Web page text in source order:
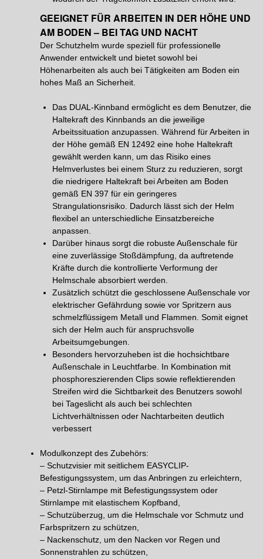
GEEIGNET FÜR ARBEITEN IN DER HÖHE UND
AM BODEN – BEI TAG UND NACHT
Der Schutzhelm wurde speziell für professionelle
Anwender entwickelt und bietet sowohl bei
Höhenarbeiten als auch bei Tätigkeiten am Boden ein
hohes Maß an Sicherheit.
Das DUAL-Kinnband ermöglicht es dem Benutzer, die
Haltekraft des Kinnbands an die jeweilige
Arbeitssituation anzupassen. Während für Arbeiten in
der Höhe gemäß EN 12492 eine hohe Haltekraft
gewählt werden kann, um das Risiko eines
Helmverlustes bei einem Sturz zu reduzieren, sorgt
die niedrigere Haltekraft bei Arbeiten am Boden
gemäß EN 397 für ein geringeres
Strangulationsrisiko. Dadurch lässt sich der Helm
flexibel an unterschiedliche Einsatzbereiche
anpassen.
Darüber hinaus sorgt die robuste Außenschale für
eine zuverlässige Stoßdämpfung, da auftretende
Kräfte durch die kontrollierte Verformung der
Helmschale absorbiert werden.
Zusätzlich schützt die geschlossene Außenschale vor
elektrischer Gefährdung sowie vor Spritzern aus
schmelzflüssigem Metall und Flammen. Somit eignet
sich der Helm auch für anspruchsvolle
Arbeitsumgebungen.
Besonders hervorzuheben ist die hochsichtbare
Außenschale in Leuchtfarbe. In Kombination mit
phosphoreszierenden Clips sowie reflektierenden
Streifen wird die Sichtbarkeit des Benutzers sowohl
bei Tageslicht als auch bei schlechten
Lichtverhältnissen oder Nachtarbeiten deutlich
verbessert
Modulkonzept des Zubehörs:
– Schutzvisier mit seitlichem EASYCLIP-
Befestigungssystem, um das Anbringen zu erleichtern,
– Petzl-Stirnlampe mit Befestigungssystem oder
Stirnlampe mit elastischem Kopfband,
– Schutzüberzug, um die Helmschale vor Schmutz und
Farbspritzern zu schützen,
– Nackenschutz, um den Nacken vor Regen und
Sonnenstrahlen zu schützen,